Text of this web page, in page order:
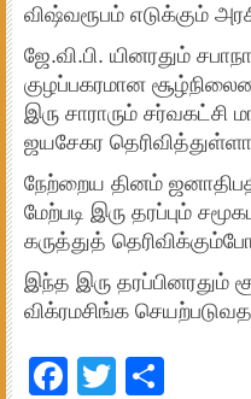
விஷ்வரூபம் எடுக்கும்
ஜே.வி.பி. யினரதும்
குழப்பகரமான
இரு சாராரும் சர்வகட்சி
ஜயசேகர
நேற்றைய தினம்
மேற்படி இரு தரப்பும்
கருத்துத்
இந்த இரு தரப்பினரதும்
விக்ரமசிங்க
Facebook
Twitter